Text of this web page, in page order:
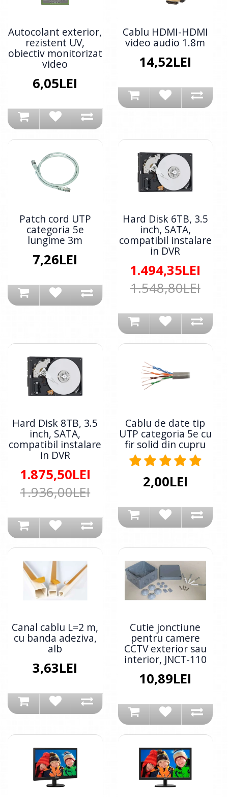
Autocolant exterior,
rezistent UV,
obiectiv monitorizat
video
6,05LEI
Cablu HDMI-HDMI
video audio 1.8m
14,52LEI
Patch cord UTP
categoria 5e
lungime 3m
7,26LEI
Hard Disk 6TB, 3.5
inch, SATA,
compatibil instalare
in DVR
1.494,35LEI
1.548,80LEI
Hard Disk 8TB, 3.5
inch, SATA,
compatibil instalare
in DVR
1.875,50LEI
1.936,00LEI
Cablu de date tip
UTP categoria 5e cu
fir solid din cupru
2,00LEI
Canal cablu L=2 m,
cu banda adeziva,
alb
3,63LEI
Cutie jonctiune
pentru camere
CCTV exterior sau
interior, JNCT-110
10,89LEI